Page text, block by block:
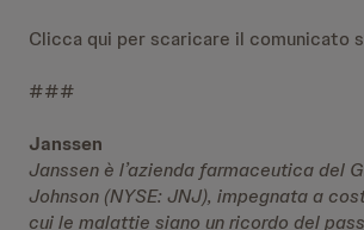
Clicca qui per scaricare il comunicato
###
Janssen
Janssen è l’azienda farmaceutica del
Johnson (NYSE: JNJ), impegnata a
cui le malattie siano un ricordo del